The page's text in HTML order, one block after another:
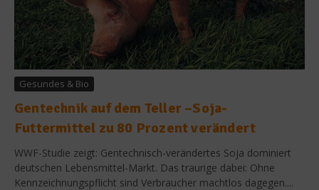
Gesundes & Bio
Gentechnik auf dem Teller –Soja-
Futtermittel zu 80 Prozent verändert
WWF-Studie zeigt: Gentechnisch-verändertes Soja dominiert
deutschen Lebensmittel-Markt. Das traurige dabei: Ohne
Kennzeichnungspflicht sind Verbraucher machtlos dagegen....